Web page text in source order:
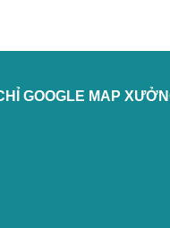
GOOGLE MAP